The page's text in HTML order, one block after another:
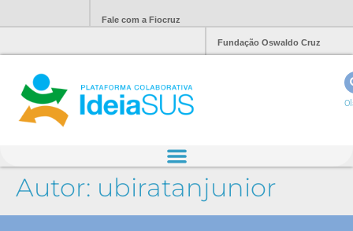
Fale com a Fiocruz
Fundação Oswaldo Cruz
Autor: ubiratanjunior